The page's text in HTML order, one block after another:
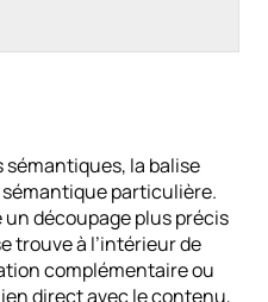
la balise
particulière.
découpage plus précis
trouve à l’intérieur de
complémentaire ou
direct avec le contenu,